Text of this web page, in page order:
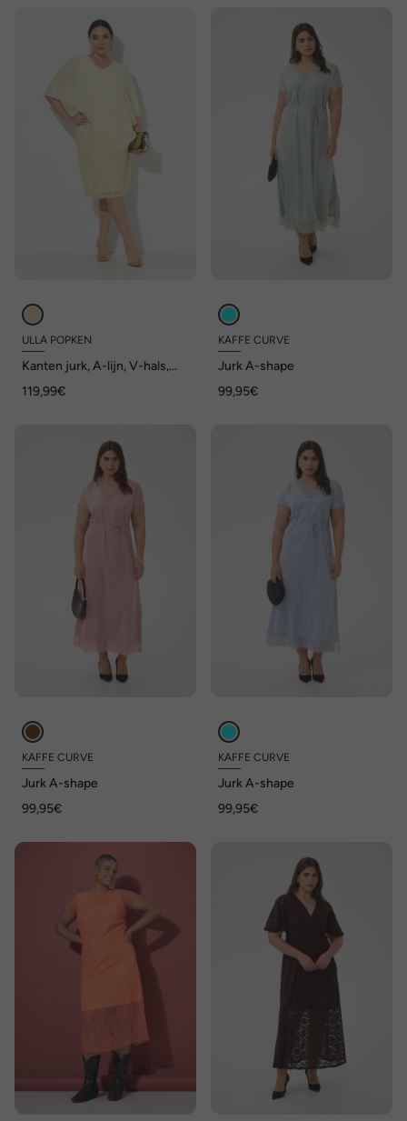
ULLA POPKEN
Kanten jurk, A-lijn, V-hals,
119,99€
KAFFE CURVE
Jurk A-shape
99,95€
KAFFE CURVE
Jurk A-shape
99,95€
KAFFE CURVE
Jurk A-shape
99,95€